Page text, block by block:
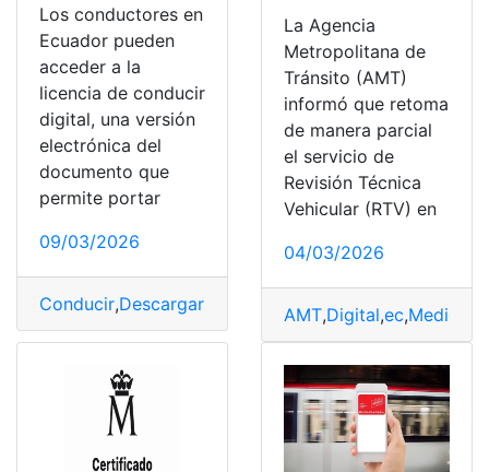
Los conductores en
Ecuador pueden
acceder a la
licencia de conducir
digital, una versión
electrónica del
documento que
permite portar
09/03/2026
Conducir,Descargar Ecuador licencia
La Agencia
Metropolitana de
Tránsito (AMT)
informó que retoma
de manera parcial
el servicio de
Revisión Técnica
Vehicular (RTV) en
04/03/2026
AMT,Digital,ec,Medio